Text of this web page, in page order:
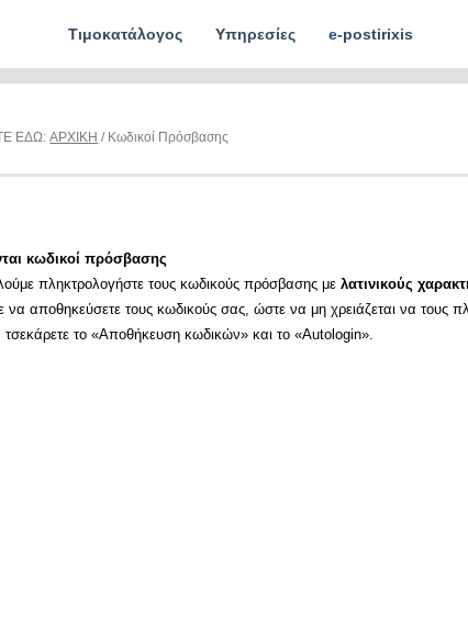
Τιμοκατάλογος Υπηρεσίες e-postirixis
ΕΔΩ:ΑΡΧΙΚΗ / Κωδικοί Πρόσβασης
κωδικοί πρόσβασης
πληκτρολογήστε τους κωδικούς πρόσβασης μελατινικούς
να αποθηκεύσετε τους κωδικούς σας, ώστε να μη χρειάζεται να τους
τσεκάρετε το «Αποθήκευση κωδικών» και το «Autologin».